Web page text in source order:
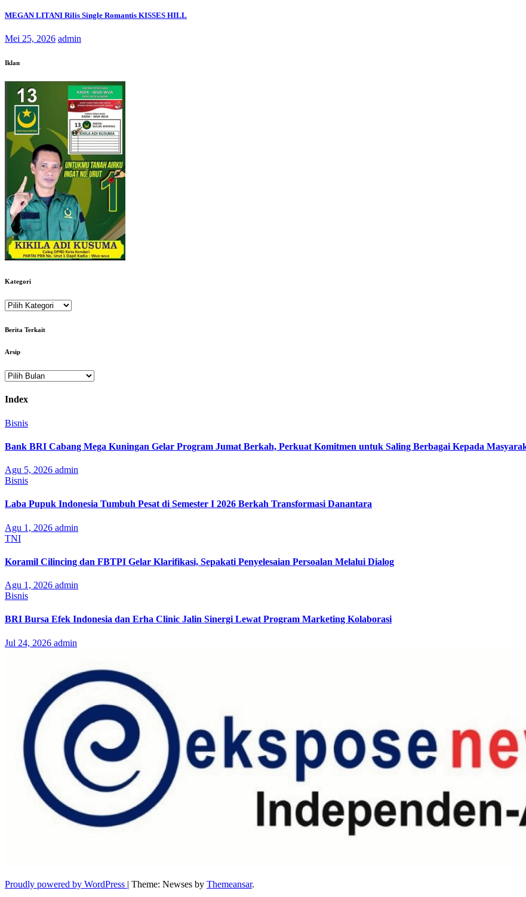
MEGAN LITANI Rilis Single Romantis KISSES HILL
Mei 25, 2026 admin
Iklan
Kategori
Kategori
Berita Terkait
Arsip
Arsip
Index
Bisnis
Bank BRI Cabang Mega Kuningan Gelar Program Jumat Berkah, Perkuat Komitmen untuk Saling Berbagai Kepada
Agu 5, 2026 admin
Bisnis
Laba Pupuk Indonesia Tumbuh Pesat di Semester I 2026 Berkah Transformasi Danantara
Agu 1, 2026 admin
TNI
Koramil Cilincing dan FBTPI Gelar Klarifikasi, Sepakati Penyelesaian Persoalan Melalui Dialog
Agu 1, 2026 admin
Bisnis
BRI Bursa Efek Indonesia dan Erha Clinic Jalin Sinergi Lewat Program Marketing Kolaborasi
Jul 24, 2026 admin
Proudly powered by WordPress | Theme: Newses by Themeansar.